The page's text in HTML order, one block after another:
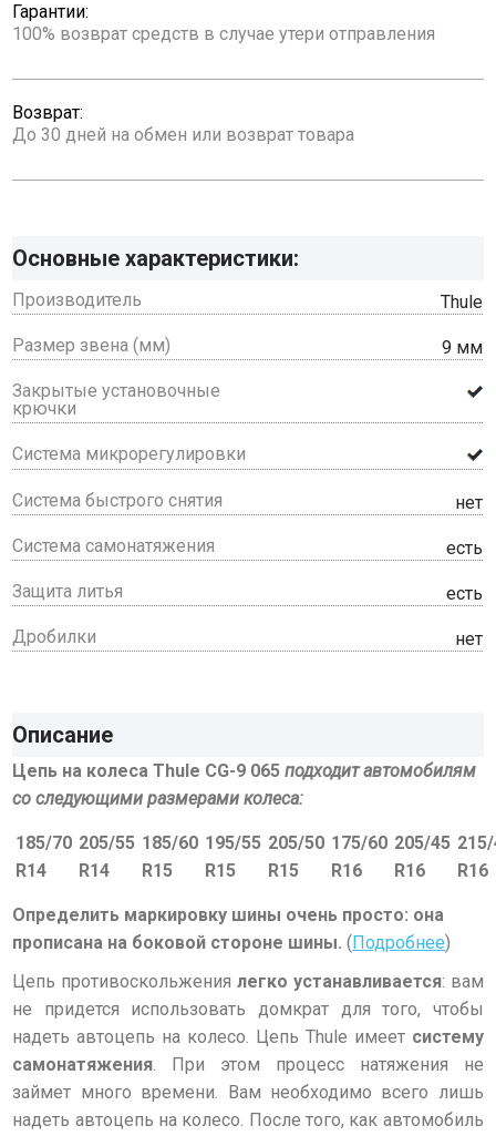
Гарантии:
100% возврат средств в случае утери отправления
Возврат:
До 30 дней на обмен или возврат товара
Основные характеристики:
Производитель Thule
Размер звена (мм) 9 мм
Закрытые установочные
крючки
Система микрорегулировки
Система быстрого снятия нет
Система самонатяжения есть
Защита литья есть
Дробилки нет
Описание
Цепь на колеса Thule CG-9 065 подходит автомобилям
со следующими размерами колеса:
185/70
R14
205/55
R14
185/60
R15
195/55
R15
205/50
R15
175/60
R16
205/45
R16
R16
Определить маркировку шины очень просто: она
прописана на боковой стороне шины.(Подробнее)
Цепь противоскольжения легко устанавливается: вам
не придется использовать домкрат для того, чтобы
надеть автоцепь на колесо. Цепь Thule имеет систему
самонатяжения. При этом процесс натяжения не
займет много времени. Вам необходимо всего лишь
надеть автоцепь на колесо. После того, как автомобиль